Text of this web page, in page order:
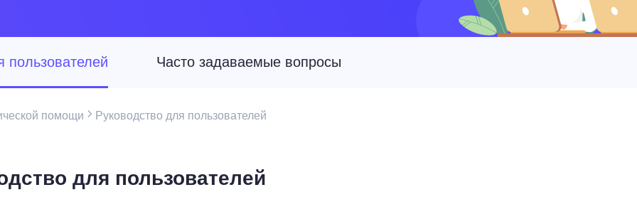
пользователей Часто задаваемые вопросы
помощи Руководство для пользователей
для пользователей